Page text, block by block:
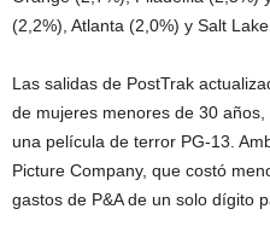
(2,2%), Atlanta (2,0%) y Salt Lake
Las salidas de PostTrak
de mujeres menores de 30
una película de terror PG-13.
Picture Company, que costó
gastos de P&A de un solo dígito